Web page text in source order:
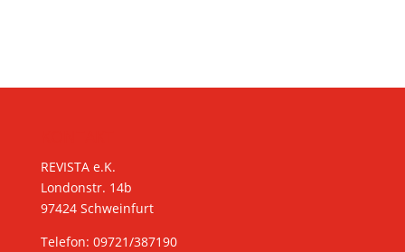
REVISTA e.K.
Londonstr. 14b
97424 Schweinfurt
Telefon: 09721/387190